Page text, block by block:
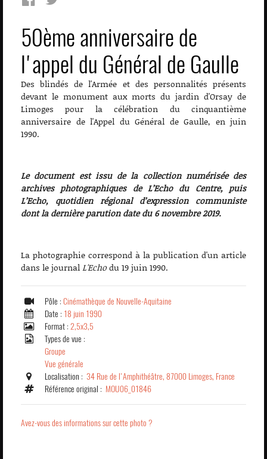
50ème anniversaire de
l'appel du Général de Gaulle
Des blindés de l'Armée et des personnalités présents
devant le monument aux morts du jardin d'Orsay de
Limoges pour la célébration du cinquantième
anniversaire de l'Appel du Général de Gaulle, en juin
1990.
Le document est issu de la collection numérisée des
archives photographiques de L’Echo du Centre, puis
L’Echo, quotidien régional d’expression communiste
dont la dernière parution date du 6 novembre 2019.
La photographie correspond à la publication d'un article
dans le journalL'Echodu 19 juin 1990.
Pôle : Cinémathèque de Nouvelle-Aquitaine
Date : 18 juin 1990
Format : 2,5x3,5
Types de vue :
Groupe
Vue générale
Localisation : 34 Rue de l'Amphithéâtre, 87000 Limoges, France
Référence original : MOU06_01846
Avez-vous des informations sur cette photo ?